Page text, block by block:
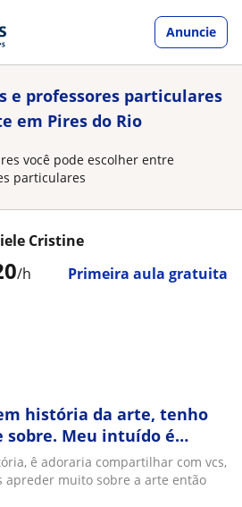
Anuncie
e professores particulares
em Pires do Rio
você pode escolher entre
particulares
/h Primeira aula gratuita
Cristine
história da arte, tenho
Meu intuído é
é ganhar uma renda
ê adoraria compartilhar com vcs,
apreder muito sobre a arte então